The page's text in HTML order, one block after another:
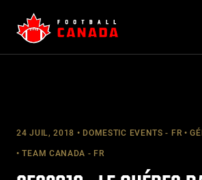
content
24 JUIL, 2018 DOMESTIC EVENTS - FR
TEAM CANADA - FR